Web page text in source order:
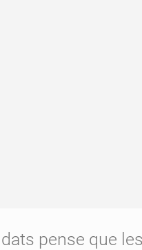
pense que